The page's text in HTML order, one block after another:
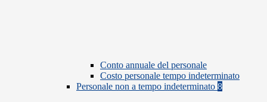
Conto annuale del personale
Costo personale tempo indeterminato
Personale non a tempo indeterminato 8